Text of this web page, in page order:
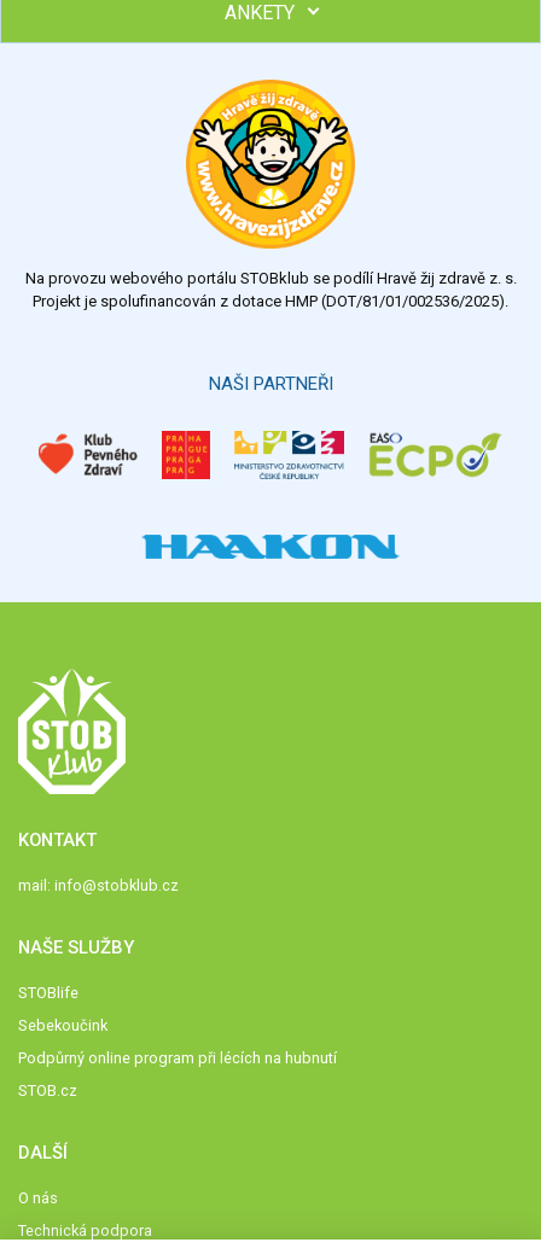
Hubněte s podporou lektorky a skupiny v kurzech STOBu
Chcete poradit s hubnutím? Najděte si odborníka STOBu ve
ANKETY
Výsledky Všechny ankety
Na provozu webového portálu STOBklub se podílí Hravě žij zdravě z. s.
Projekt je spolufinancován z dotace HMP (DOT/81/01/002536/2025).
NAŠI PARTNEŘI
KONTAKT
mail: info@stobklub.cz
NAŠE SLUŽBY
STOBlife
Sebekoučink
Podpůrný online program při lécích na hubnutí
STOB.cz
DALŠÍ
O nás
Technická podpora